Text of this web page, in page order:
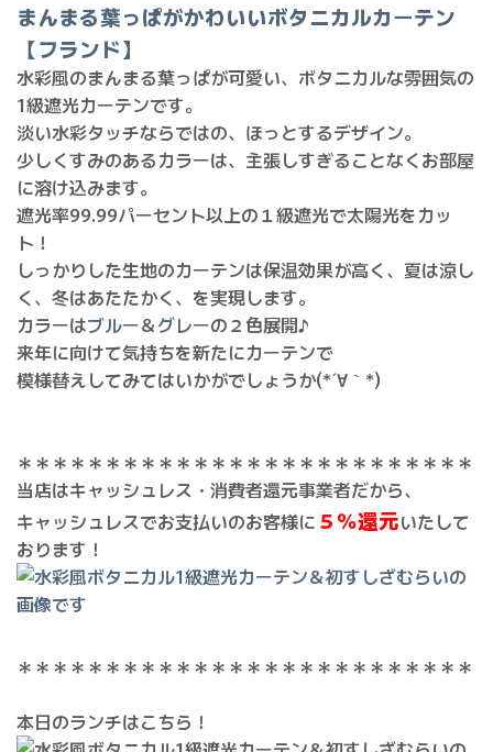
まんまる葉っぱがかわいいボタニカルカーテン
【フランド】
水彩風のまんまる葉っぱが可愛い、ボタニカルな雰囲気の
1級遮光カーテンです。
淡い水彩タッチならではの、ほっとするデザイン。
少しくすみのあるカラーは、主張しすぎることなくお部屋
に溶け込みます。
遮光率99.99パーセント以上の１級遮光で太陽光をカッ
ト！
しっかりした生地のカーテンは保温効果が高く、夏は涼し
く、冬はあたたかく、を実現します。
カラーはブルー＆グレーの２色展開♪
来年に向けて気持ちを新たにカーテンで
模様替えしてみてはいかがでしょうか(*´∀｀*)
＊＊＊＊＊＊＊＊＊＊＊＊＊＊＊＊＊＊＊＊＊＊＊＊＊＊
当店はキャッシュレス・消費者還元事業者だから、
キャッシュレスでお支払いのお客様に ５％還元いたして
おります！
＊＊＊＊＊＊＊＊＊＊＊＊＊＊＊＊＊＊＊＊＊＊＊＊＊＊
本日のランチはこちら！